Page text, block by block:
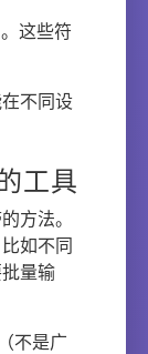
这些符
不同设
工具
方法。
如不同
量输
不是广